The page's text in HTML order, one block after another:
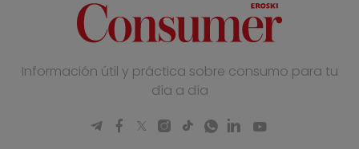
Información útil y práctica sobre consumo para tu
día a día